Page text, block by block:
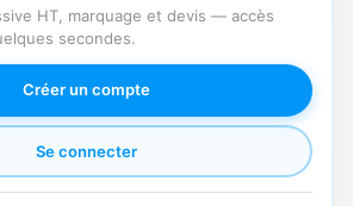
HT, marquage et devis — accès
secondes.
Créer un compte
Se connecter